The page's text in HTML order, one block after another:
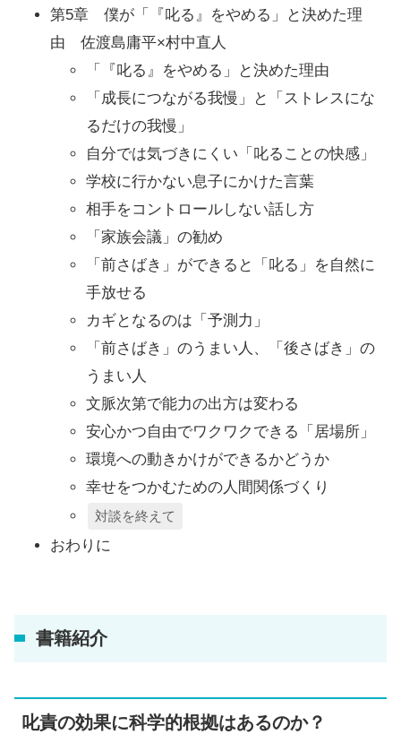
第5章 僕が「『叱る』をやめる」と決めた理
由 佐渡島庸平×村中直人
「『叱る』をやめる」と決めた理由
「成長につながる我慢」と「ストレスにな
るだけの我慢」
自分では気づきにくい「叱ることの快感」
学校に行かない息子にかけた言葉
相手をコントロールしない話し方
「家族会議」の勧め
「前さばき」ができると「叱る」を自然に
手放せる
カギとなるのは「予測力」
「前さばき」のうまい人、「後さばき」の
うまい人
文脈次第で能力の出方は変わる
安心かつ自由でワクワクできる「居場所」
環境への動きかけができるかどうか
幸せをつかむための人間関係づくり
対談を終えて
おわりに
書籍紹介
叱責の効果に科学的根拠はあるのか？